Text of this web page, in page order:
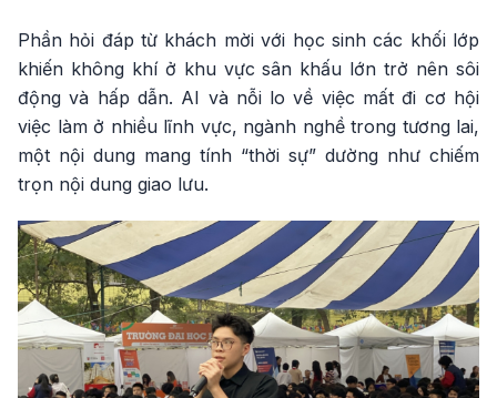
Phần hỏi đáp từ khách mời với học sinh các khối lớp
khiến không khí ở khu vực sân khấu lớn trở nên sôi
động và hấp dẫn. AI và nỗi lo về việc mất đi cơ hội
việc làm ở nhiều lĩnh vực, ngành nghề trong tương lai,
một nội dung mang tính “thời sự” dường như chiếm
trọn nội dung giao lưu.